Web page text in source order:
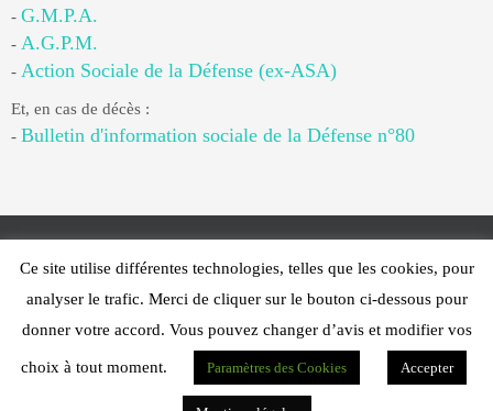
- G.M.P.A.
- A.G.P.M.
- Action Sociale de la Défense (ex-ASA)
Et, en cas de décès :
- Bulletin d'information sociale de la Défense n°80
Web Design - PFS Concept Toulon - © 2025
Fonctionne avec Nirvana WordPress.
Ce site utilise différentes technologies, telles que les cookies, pour
analyser le trafic. Merci de cliquer sur le bouton ci-dessous pour
donner votre accord. Vous pouvez changer d’avis et modifier vos
choix à tout moment. Paramètres des Cookies Accepter